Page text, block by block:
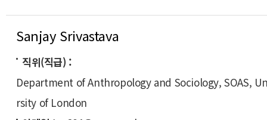
Sanjay Srivastava
직위(직급)
Department of Anthropology and Sociology, SOAS,
rsity of London